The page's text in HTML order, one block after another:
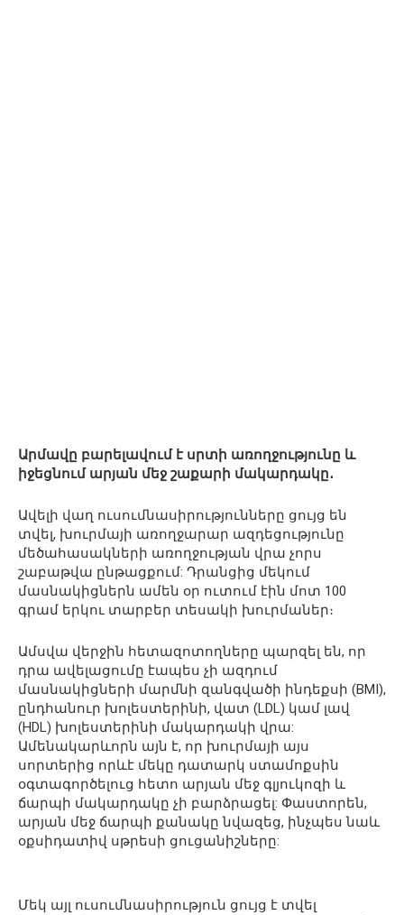
Արմավը բարելավում է սրտի առողջությունը և
իջեցնում արյան մեջ շաքարի մակարդակը․
Ավելի վաղ ուսումնասիրությունները ցույց են
տվել, խուրմայի առողջարար ազդեցությունը
մեծահասակների առողջության վրա չորս
շաբաթվա ընթացքում: Դրանցից մեկում
մասնակիցներն ամեն օր ուտում էին մոտ 100
գրամ երկու տարբեր տեսակի խուրմաներ։
Ամսվա վերջին հետազոտողները պարզել են, որ
դրա ավելացումը էապես չի ազդում
մասնակիցների մարմնի զանգվածի ինդեքսի (BMI),
ընդհանուր խոլեստերինի, վատ (LDL) կամ լավ
(HDL) խոլեստերինի մակարդակի վրա:
Ամենակարևորն այն է, որ խուրմայի այս
սորտերից որևէ մեկը դատարկ ստամոքսին
օգտագործելուց հետո արյան մեջ գլյուկոզի և
ճարպի մակարդակը չի բարձրացել: Փաստորեն,
արյան մեջ ճարպի քանակը նվազեց, ինչպես նաև
օքսիդատիվ սթրեսի ցուցանիշները:
Մեկ այլ ուսումնասիրություն ցույց է տվել